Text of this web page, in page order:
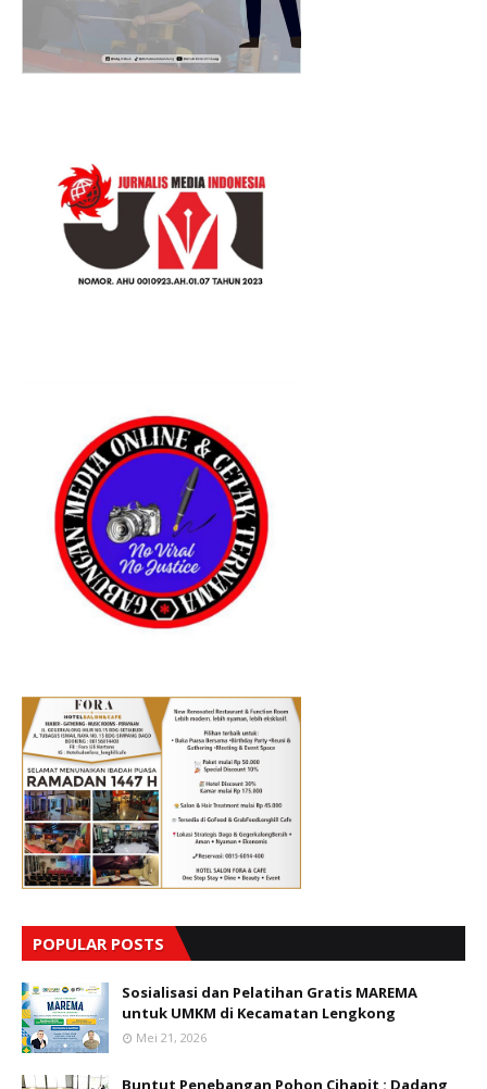
POPULAR POSTS
Sosialisasi dan Pelatihan Gratis MAREMA
untuk UMKM di Kecamatan Lengkong
Mei 21, 2026
Buntut Penebangan Pohon Cihapit : Dadang